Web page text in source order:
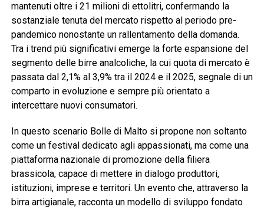
mantenuti oltre i 21 milioni di ettolitri, confermando la
sostanziale tenuta del mercato rispetto al periodo pre-
pandemico nonostante un rallentamento della domanda.
Tra i trend più significativi emerge la forte espansione del
segmento delle birre analcoliche, la cui quota di mercato è
passata dal 2,1% al 3,9% tra il 2024 e il 2025, segnale di un
comparto in evoluzione e sempre più orientato a
intercettare nuovi consumatori.
In questo scenario Bolle di Malto si propone non soltanto
come un festival dedicato agli appassionati, ma come una
piattaforma nazionale di promozione della filiera
brassicola, capace di mettere in dialogo produttori,
istituzioni, imprese e territori. Un evento che, attraverso la
birra artigianale, racconta un modello di sviluppo fondato